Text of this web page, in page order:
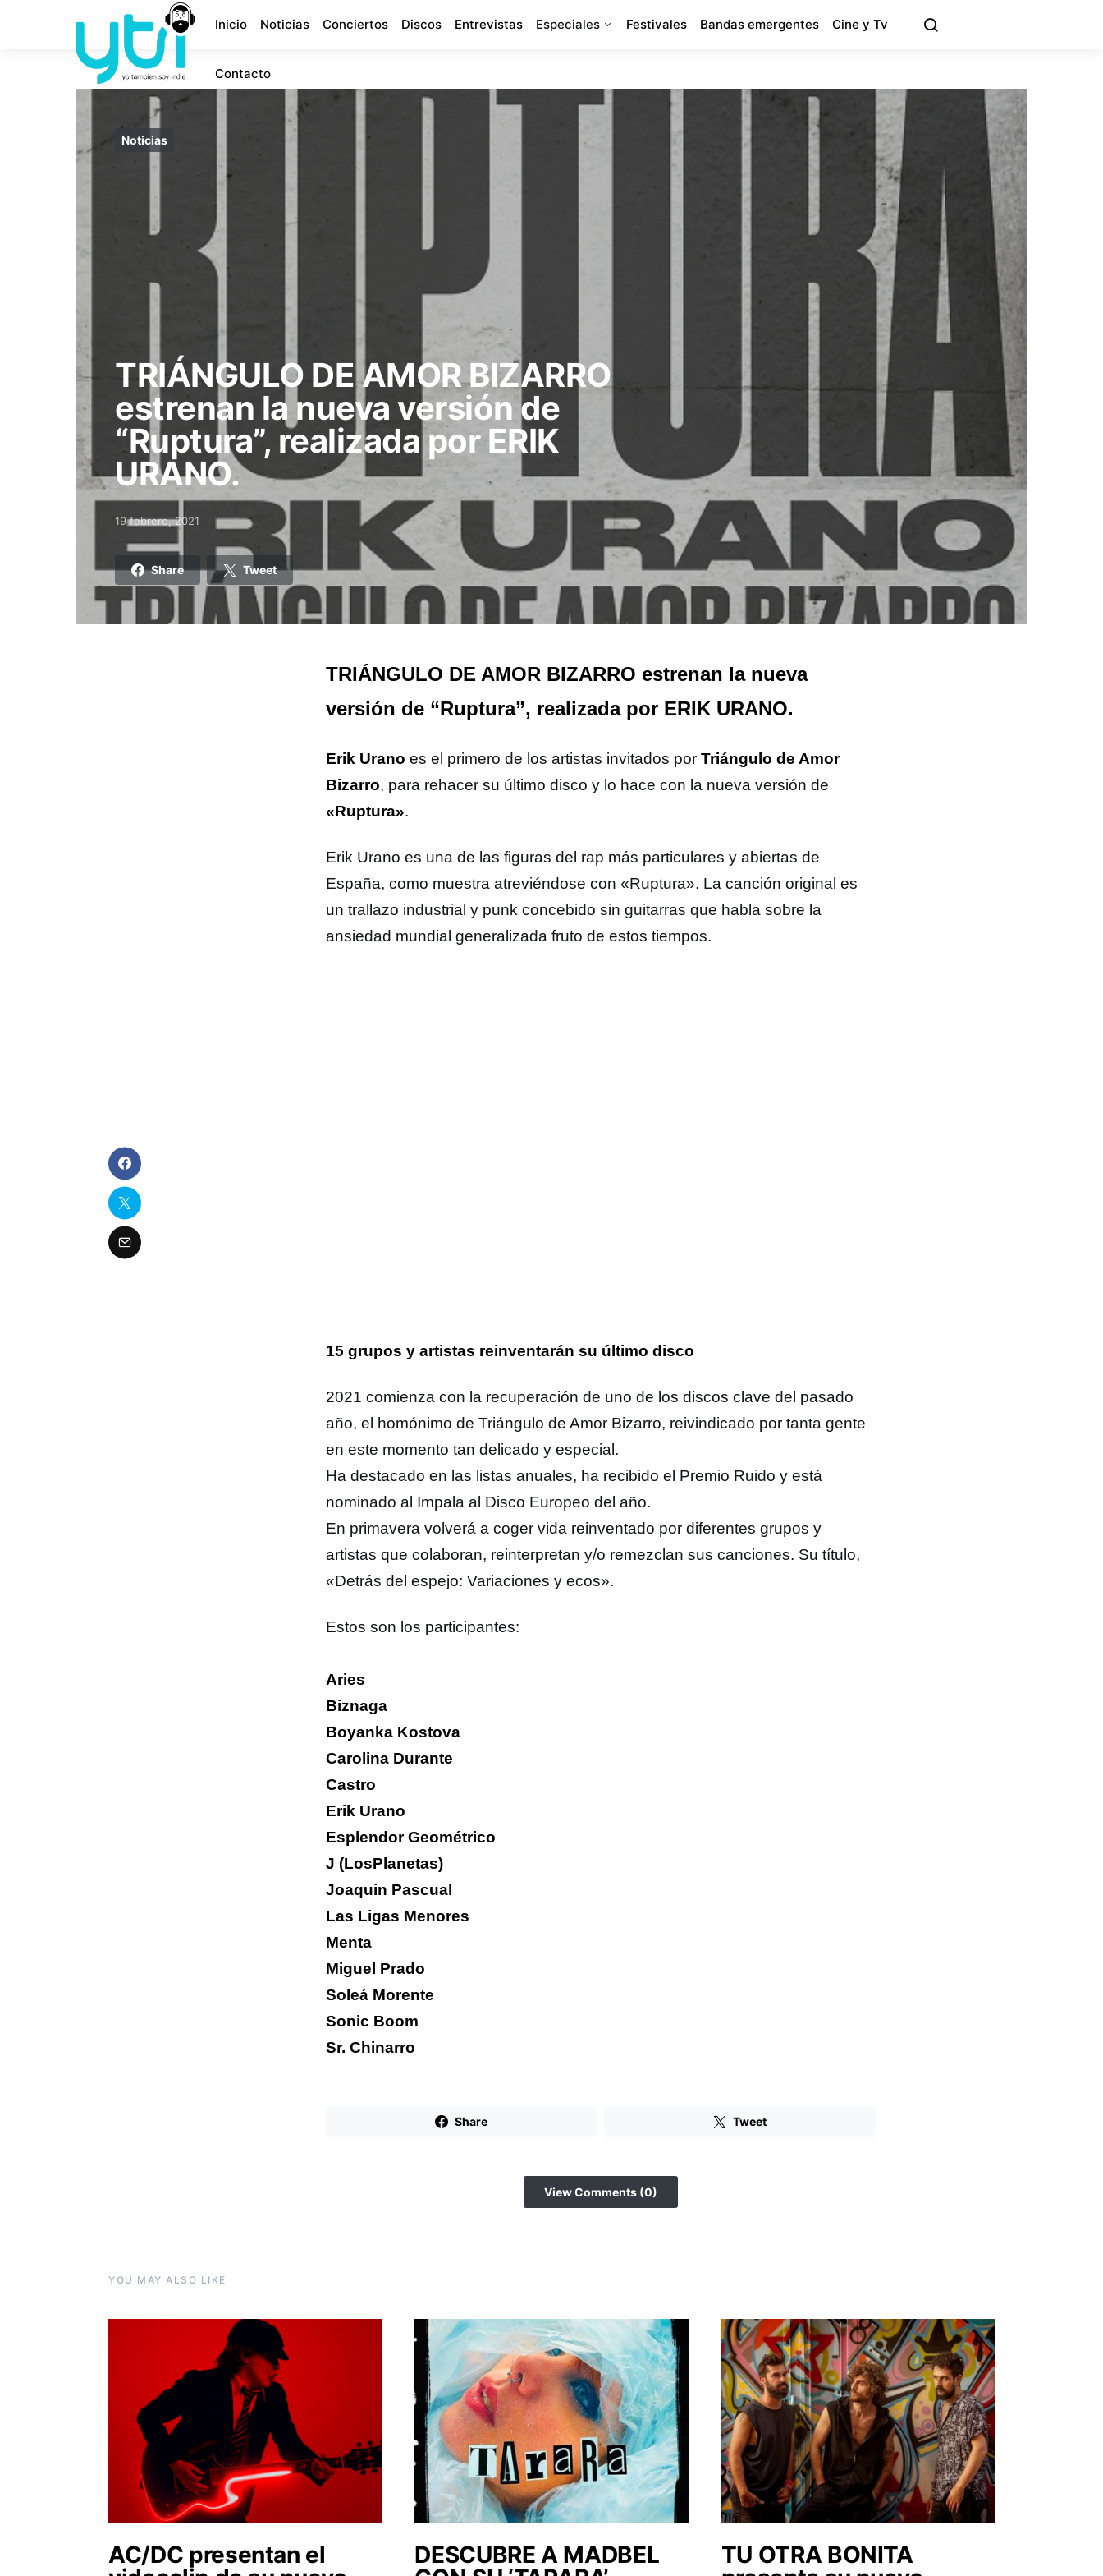
Inicio Noticias Conciertos Discos Entrevistas Especiales Festivales Bandas emergentes Cine y Tv
Contacto
Noticias
TRIÁNGULO DE AMOR BIZARRO
estrenan la nueva versión de
“Ruptura”, realizada por ERIK
URANO.
Posted on
19 febrero, 2021
Share Tweet
TRIÁNGULO DE AMOR BIZARRO estrenan la nueva
versión de “Ruptura”, realizada por ERIK URANO.
Erik Urano es el primero de los artistas invitados por Triángulo de Amor
Bizarro, para rehacer su último disco y lo hace con la nueva versión de
«Ruptura».
Erik Urano es una de las figuras del rap más particulares y abiertas de
España, como muestra atreviéndose con «Ruptura». La canción original es
un trallazo industrial y punk concebido sin guitarras que habla sobre la
ansiedad mundial generalizada fruto de estos tiempos.
15 grupos y artistas reinventarán su último disco
2021 comienza con la recuperación de uno de los discos clave del pasado
año, el homónimo de Triángulo de Amor Bizarro, reivindicado por tanta gente
en este momento tan delicado y especial.
Ha destacado en las listas anuales, ha recibido el Premio Ruido y está
nominado al Impala al Disco Europeo del año.
En primavera volverá a coger vida reinventado por diferentes grupos y
artistas que colaboran, reinterpretan y/o remezclan sus canciones. Su título,
«Detrás del espejo: Variaciones y ecos».
Estos son los participantes:
Aries
Biznaga
Boyanka Kostova
Carolina Durante
Castro
Erik Urano
Esplendor Geométrico
J (LosPlanetas)
Joaquin Pascual
Las Ligas Menores
Menta
Miguel Prado
Soleá Morente
Sonic Boom
Sr. Chinarro
Share Tweet
View Comments (0)
YOU MAY ALSO LIKE
AC/DC presentan el
DESCUBRE A MADBEL
TU OTRA BONITA